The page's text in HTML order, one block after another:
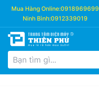
Mua Hàng Online:0918969699
Ninh Bình:0912339019